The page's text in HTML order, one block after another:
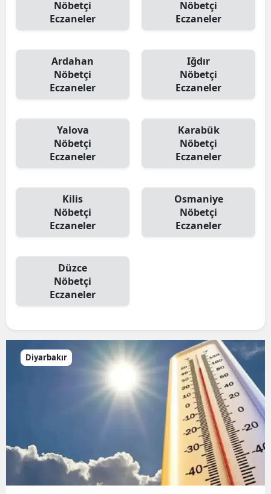
Nöbetçi
Eczaneler
Nöbetçi
Eczaneler
Ardahan
Nöbetçi
Eczaneler
Iğdır
Nöbetçi
Eczaneler
Yalova
Nöbetçi
Eczaneler
Karabük
Nöbetçi
Eczaneler
Kilis
Nöbetçi
Eczaneler
Osmaniye
Nöbetçi
Eczaneler
Düzce
Nöbetçi
Eczaneler
Diyarbakır